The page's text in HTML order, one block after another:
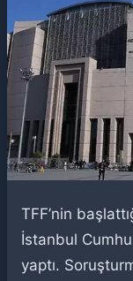
TFF’nin
İstanbul
yaptı.